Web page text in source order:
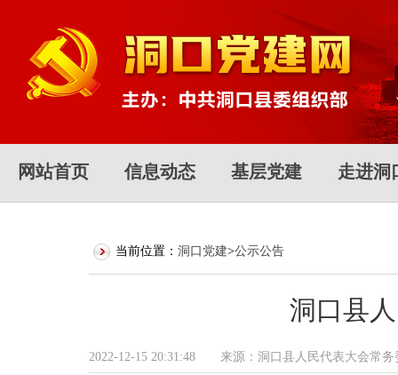
网站首页 信息动态 基层党建 走进洞
当前位置： 洞口党建>公示公告
洞口县
2022-12-15 20:31:48 来源：洞口县人民代表大会